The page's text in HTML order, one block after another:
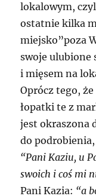
lokalowym,
ostatnie kilka
miejsko”poza
swoje ulubione
i mięsem na
Oprócz tego,
łopatki te z
jest okraszona
do
“Pani Kaziu, u
swoich i coś mi
Pani Kazia: “a